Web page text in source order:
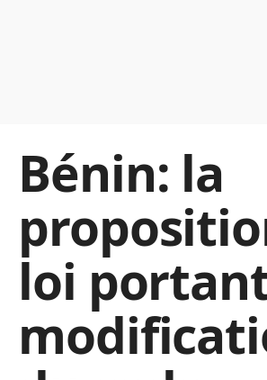
Bénin: la
loi